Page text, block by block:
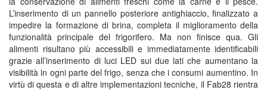
L’inserimento di un pannello posteriore antighiaccio, finalizzato a
impedire la formazione di brina, completa il miglioramento della
funzionalità principale del frigorifero. Ma non finisce qua. Gli
alimenti risultano più accessibili e immediatamente identificabili
grazie all’inserimento di luci LED sui due lati che aumentano la
visibilità in ogni parte del frigo, senza che i consumi aumentino. In
virtù di questa e di altre implementazioni tecniche, il Fab28 rientra